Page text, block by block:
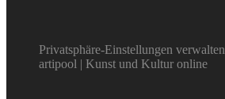
Privatsphäre-Einstellungen verwalten
artipool | Kunst und Kultur online